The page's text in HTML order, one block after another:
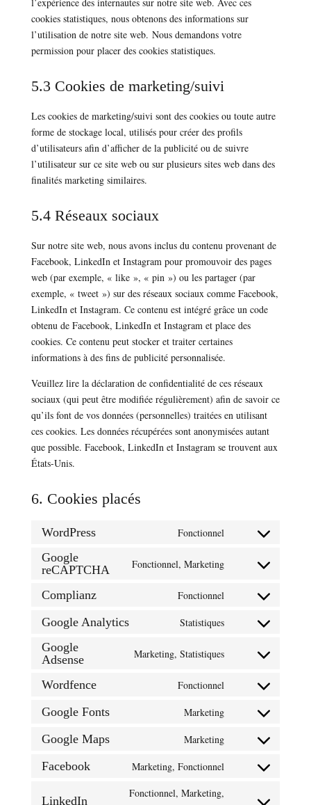
cookies statistiques, nous obtenons des informations sur
l’utilisation de notre site web. Nous demandons votre
permission pour placer des cookies statistiques.
5.3 Cookies de marketing/suivi
Les cookies de marketing/suivi sont des cookies ou toute autre
forme de stockage local, utilisés pour créer des profils
d’utilisateurs afin d’afficher de la publicité ou de suivre
l’utilisateur sur ce site web ou sur plusieurs sites web dans des
finalités marketing similaires.
5.4 Réseaux sociaux
Sur notre site web, nous avons inclus du contenu provenant de
Facebook, LinkedIn et Instagram pour promouvoir des pages
web (par exemple, « like », « pin ») ou les partager (par
exemple, « tweet ») sur des réseaux sociaux comme Facebook,
LinkedIn et Instagram. Ce contenu est intégré grâce un code
obtenu de Facebook, LinkedIn et Instagram et place des
cookies. Ce contenu peut stocker et traiter certaines
informations à des fins de publicité personnalisée.
Veuillez lire la déclaration de confidentialité de ces réseaux
sociaux (qui peut être modifiée régulièrement) afin de savoir ce
qu’ils font de vos données (personnelles) traitées en utilisant
ces cookies. Les données récupérées sont anonymisées autant
que possible. Facebook, LinkedIn et Instagram se trouvent aux
États-Unis.
6. Cookies placés
WordPress Fonctionnel
Consent
service
Google
reCAPTCHA
Fonctionnel, Marketing
Consent
service
google-
Complianz Fonctionnel
Consent
complianz
Google Analytics Statistiques
Consent
service
analytics
Google
Adsense
Marketing, Statistiques
Consent
service
google-
Wordfence Fonctionnel
Consent
wordfence
Google Fonts Marketing
Consent
google-
Google Maps Marketing
Consent
Facebook Marketing, Fonctionnel
Consent
LinkedIn
Fonctionnel, Marketing,